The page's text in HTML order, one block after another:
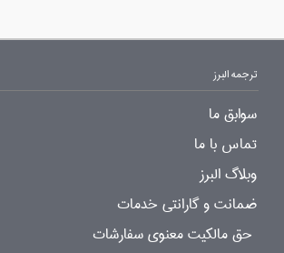
ترجمه البرز
سوابق ما
تماس با ما
وبلاگ البرز
ضمانت و گارانتی خدمات
حق مالکیت معنوی سفارشات